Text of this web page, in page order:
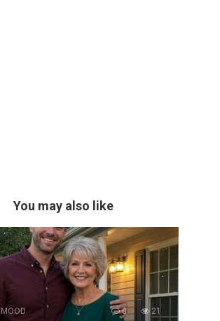
You may also like
0 21